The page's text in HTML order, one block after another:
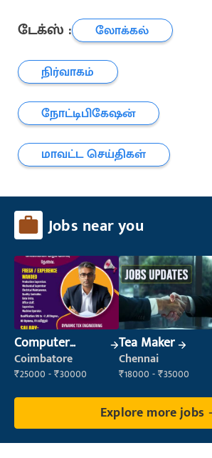
டேக்ஸ் :
லோக்கல்
நிர்வாகம்
நோட்டிபிகேஷன்
மாவட்ட செய்திகள்
Jobs near you
Computer
Operator
Coimbatore
₹25000 - ₹30000
Tea Maker
Chennai
₹18000 - ₹35000
Explore more jobs